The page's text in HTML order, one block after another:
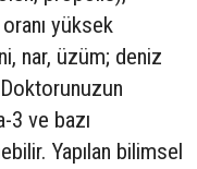
yüksek
nar, üzüm; deniz
3 ve bazı
Yapılan bilimsel